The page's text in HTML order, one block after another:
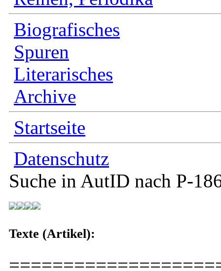
Biografisches
Spuren
Literarisches
Archive
Startseite
Datenschutz
Suche in AutID nach P-
Texte (Artikel):